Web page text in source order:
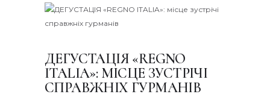
ДЕГУСТАЦІЯ «REGNO
ITALIA»: МІСЦЕ ЗУСТРІЧІ
СПРАВЖНІХ ГУРМАНІВ